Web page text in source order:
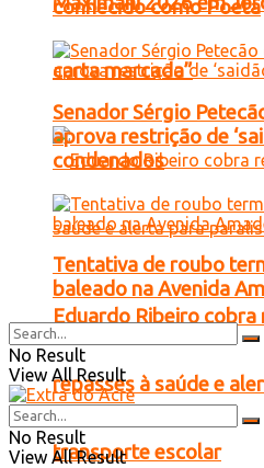
carta marcada”
Eduardo Ribeiro
repasses à saúde e
transporte escolar
conhecido como Poeta
Senador Sérgio
aprova restrição de
condenados
Tentativa de roubo
baleado na Avenida
No Result
View All Result
No Result
View All Result